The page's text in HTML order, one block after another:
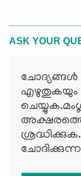
ASK YOUR
ചോദ്യങ്ങള്‍
എഴുതുകയും